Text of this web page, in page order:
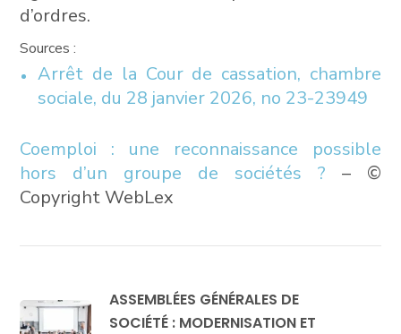
d’ordres.
Sources :
Arrêt de la Cour de cassation, chambre
sociale, du 28 janvier 2026, no 23-23949
Coemploi : une reconnaissance possible
hors d’un groupe de sociétés ? – ©
Copyright WebLex
ASSEMBLÉES GÉNÉRALES DE
SOCIÉTÉ : MODERNISATION ET